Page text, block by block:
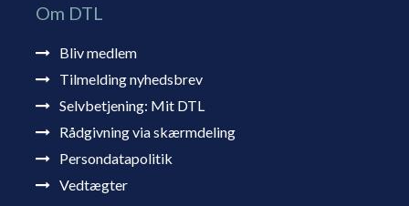
Om DTL
Bliv medlem
Tilmelding nyhedsbrev
Selvbetjening: Mit DTL
Rådgivning via skærmdeling
Persondatapolitik
Vedtægter